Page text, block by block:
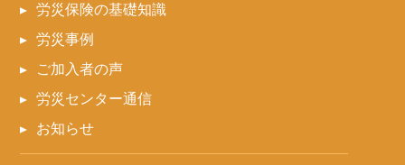
労災保険の基礎知識
労災事例
ご加入者の声
労災センター通信
お知らせ